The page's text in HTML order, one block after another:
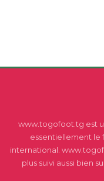
www.togofoot.tg est
essentiellement le
international.
plus suivi aussi bien